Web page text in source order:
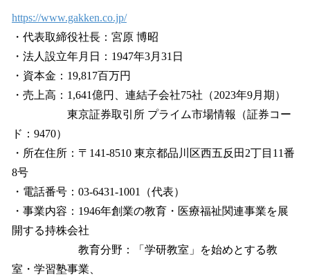
https://www.gakken.co.jp/
・代表取締役社長：宮原 博昭
・法人設立年月日：1947年3月31日
・資本金：19,817百万円
・売上高：1,641億円、連結子会社75社（2023年9月期）
東京証券取引所 プライム市場情報（証券コー
ド：9470）
・所在住所：〒141-8510 東京都品川区西五反田2丁目11番
8号
・電話番号：03-6431-1001（代表）
・事業内容：1946年創業の教育・医療福祉関連事業を展
開する持株会社
教育分野：「学研教室」を始めとする教
室・学習塾事業、